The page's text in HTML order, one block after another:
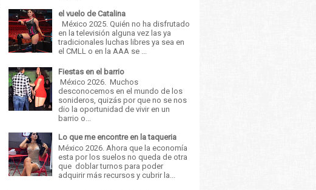
el vuelo de Catalina
México 2025. Quién no ha disfrutado
en la televisión alguna vez las ya
tradicionales luchas libres ya sea en
el CMLL o en la AAA se ...
Fiestas en el barrio
México 2026. Muchos
desconocemos en el mundo de los
sonideros, quizás por que no se nos
dio la oportunidad de vivir en un
barrio o...
Lo que me encontre en la taqueria
México 2026. Ahora que la economía
esta por los suelos no queda de otra
que doblar turnos para poder
adquirir más recursos y cubrir la...